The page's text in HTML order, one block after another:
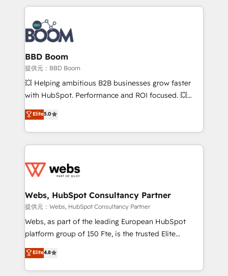
100+ intégrations CRM HubSpot réussies - 40
experts conseil - 150 certifications HubSpot
cumulées
builds scalable strategies that drive long-term
revenue. ⚙️ HubSpot Integration & Optimization •
Seamless CRM, CMS, and automation setup •
Complex platform migrations and data cleanups •
Custom APIs and third-party integrations 📈 End-to-
End Revenue Acceleration • Lifecycle marketing and
pipeline growth programs • Sales enablement tools
and CRM optimization • Retention strategies with
Execution • 750+ onboardings and 2,000+
implementations • Deep expertise across marketing,
BBD Boom
提供元：BBD Boom
💥 Helping ambitious B2B businesses grow faster
with HubSpot. Performance and ROI focused. 💥
BBD Boom is the HubSpot partner that can help you
to HubSpot Better. We work with your teams to
solve all your HubSpot challenges and improve user
adoption, sales process and marketing results.
the first time 🔧 Designing and optimising your
and build using HubSpot 🔌 Integrating HubSpot
with other systems 🎓 Training your teams to be
HubSpot pros 📊 Lead generation services using
HubSpot Why us? - SIX HubSpot Accreditations -
CRM, Solutions Architecture, Onboarding , Data
Migration, Custom Integration & Platform
Elite5.0
Webs, HubSpot Consultancy Partner
提供元：Webs, HubSpot Consultancy Partner
Webs, as part of the leading European HubSpot
platform group of 150 Fte, is the trusted Elite
HubSpot CRM Partner offering you a roadmap on
maximizing EBITDA and achieving Commercial
Excellence. With our targeted processes, we
Elite4.8